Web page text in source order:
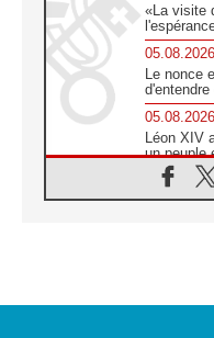
«La visite
05.08.2026
Le nonce
05.08.2026
Léon XIV
un peuple
05.08.2026
SCEAM: